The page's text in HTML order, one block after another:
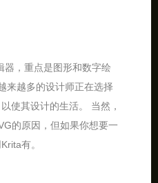
器，重点是图形和数字绘
来越多的设计师正在选择
使其设计的生活。 当然，
的原因，但如果你想要一
有。